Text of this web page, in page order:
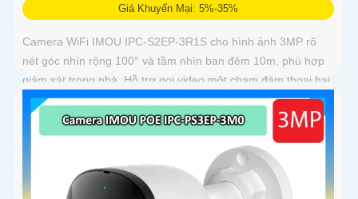
Giá Khuyến Mại: 5%-35%
Camera WiFi IMOU IPC-S2EP-3R1S cho hình ảnh 3MP rõ
nét góc nhìn rộng 100° và tầm nhìn ban đêm 10m, phù hợp
giám sát trong nhà. Hỗ trợ gọi video một chạm đàm thoại hai
chiều và kết nối Wi-Fi ổn định giúp quan sát từ xa